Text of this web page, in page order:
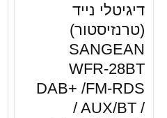
דיגיטלי נייד
(טרנזיסטור)
SANGEAN
WFR-28BT
DAB+ /FM-RDS
/ AUX/BT /